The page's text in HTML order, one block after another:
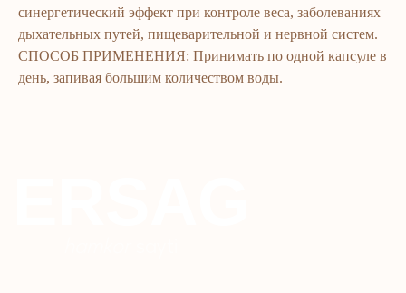
синергетический эффект при контроле веса, заболеваниях
дыхательных путей, пищеварительной и нервной систем.
СПОСОБ ПРИМЕНЕНИЯ: Принимать по одной капсуле в
день, запивая большим количеством воды.